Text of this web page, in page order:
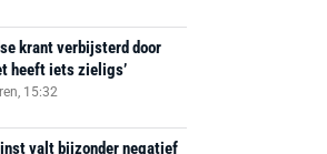
krant verbijsterd door
heeft iets zieligs’
15:32
valt bijzonder negatief